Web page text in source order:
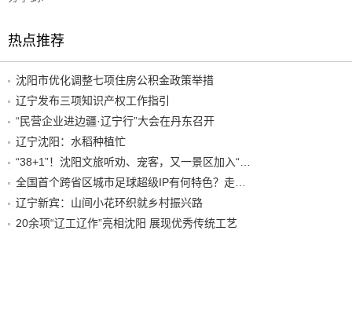
热点推荐
沈阳市优化调整七项住房公积金政策举措
辽宁发布三项知识产权工作指引
“民营企业进边疆·辽宁行”大会在丹东召开
辽宁沈阳：水稻种植忙
辽宁新宾：山间小花环织就乡村振兴路
20余项“辽工辽作”亮相沈阳 展现优秀传统工艺